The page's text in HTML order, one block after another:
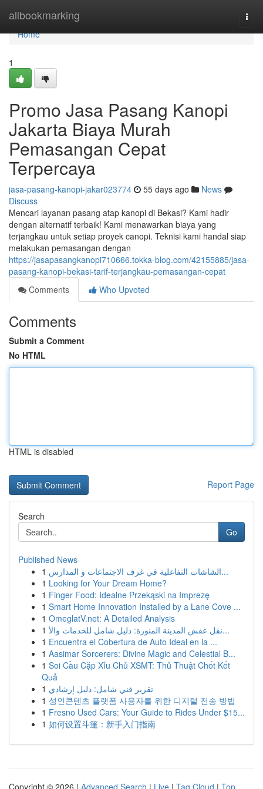
allbookmarking
Home
Home
1
Promo Jasa Pasang Kanopi
Jakarta Biaya Murah
Pemasangan Cepat
Terpercaya
jasa-pasang-kanopi-jakar023774 55 days ago
News
Discuss
Mencari layanan pasang atap kanopi di Bekasi? Kami hadir
dengan alternatif terbaik! Kami menawarkan biaya yang
terjangkau untuk setiap proyek canopi. Teknisi kami handal siap
melakukan pemasangan dengan
https://jasapasangkanopi710666.tokka-blog.com/42155885/jasa-
pasang-kanopi-bekasi-tarif-terjangkau-pemasangan-cepat
Comments
Who Upvoted
Comments
Submit a Comment
No HTML
HTML is disabled
Report Page
Search
Go
Published News
1
الشاشات التفاعلية في غرف الاجتماعات و المدارس...
1 Looking for Your Dream Home?
1 Finger Food: Idealne Przekąski na Imprezę
1 Smart Home Innovation Installed by a Lane Cove ...
1 OmeglatV.net: A Detailed Analysis
1
نقل عفش المدينة المنورة: دليل شامل للخدمات والأ...
1 Encuentra el Cobertura de Auto Ideal en la ...
1 Aasimar Sorcerers: Divine Magic and Celestial B...
1 Soi Cầu Cặp Xỉu Chủ XSMT: Thủ Thuật Chốt Kết
Quả
1 تقرير فني شامل: دليل إرشادي
1 성인콘텐츠 플랫폼 사용자를 위한 디지털 전송 방법
1 Fresno Used Cars: Your Guide to Rides Under $15...
1 如何设置斗篷：新手入门指南
Copyright © 2026 | Advanced Search | Live | Tag Cloud | Top